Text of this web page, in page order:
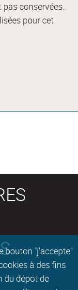
bouton "j'accepte"
à des fins
du dépot de
conservées.
pour cet